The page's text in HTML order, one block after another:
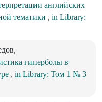
английских
тематики , in Library:
гиперболы в
, in Library: Том 1 № 3